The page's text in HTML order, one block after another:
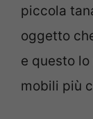
piccola
oggetto
e questo
mobili più